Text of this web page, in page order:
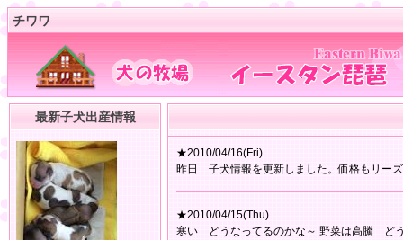
チワワ
最新子犬出産情報
★2010/04/16(Fri)
昨日 子犬情報を更新しました。価格もリー
★2010/04/15(Thu)
寒い どうなってるのかな～ 野菜は高騰 ど